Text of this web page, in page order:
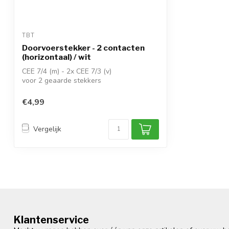
TBT
Doorvoerstekker - 2 contacten
(horizontaal) / wit
CEE 7/4 (m) - 2x CEE 7/3 (v)
voor 2 geaarde stekkers
€4,99
Vergelijk
Klantenservice